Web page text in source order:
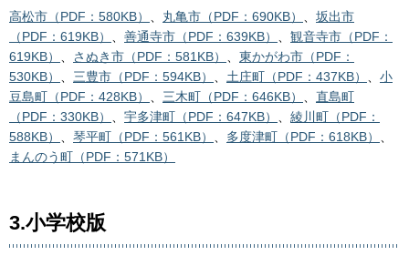
高松市（PDF：580KB） 丸亀市（PDF：690KB）
坂出市
（PDF：619KB）
善通寺市（PDF：639KB）
観音寺市（PDF：
619KB）
さぬき市（PDF：581KB）
東かがわ市（PDF：
530KB）
三豊市（PDF：594KB） 土庄町（PDF：437KB）
小
豆島町（PDF：428KB）
三木町（PDF：646KB）
直島町
（PDF：330KB）
宇多津町（PDF：647KB）
綾川町（PDF：
588KB）
琴平町（PDF：561KB） 多度津町（PDF：618KB）
まんのう町（PDF：571KB）
3.小学校版